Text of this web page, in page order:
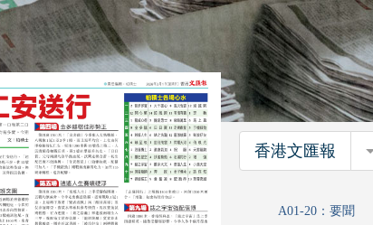
香港文匯報
A01-20：要聞